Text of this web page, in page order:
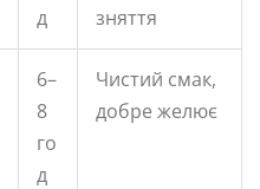
д
зняття
6–
8
го
д
Чистий смак,
добре желює